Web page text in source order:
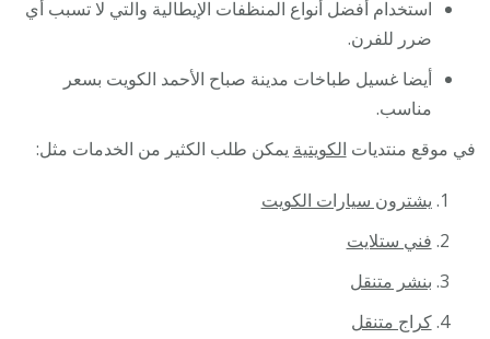
استخدام أفضل أنواع المنظفات الإيطالية والتي لا تسبب أي
ضرر للفرن.
أيضا غسيل طباخات مدينة صباح الأحمد الكويت بسعر
مناسب.
في موقع منتديات الكويتية يمكن طلب الكثير من الخدمات مثل:
يشترون سيارات الكويت
فني ستلايت
بنشر متنقل
كراج متنقل